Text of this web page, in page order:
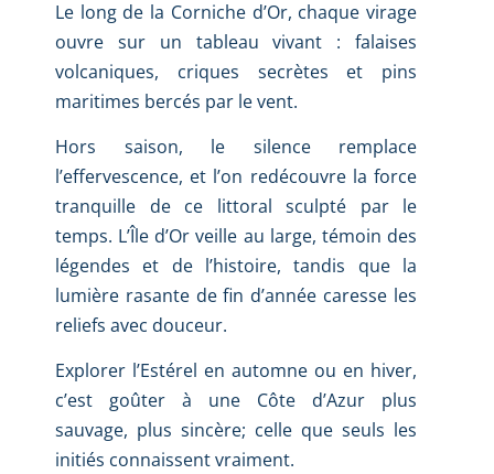
Le long de la Corniche d’Or, chaque virage
ouvre sur un tableau vivant : falaises
volcaniques, criques secrètes et pins
maritimes bercés par le vent.
Hors saison, le silence remplace
l’effervescence, et l’on redécouvre la force
tranquille de ce littoral sculpté par le
temps. L’Île d’Or veille au large, témoin des
légendes et de l’histoire, tandis que la
lumière rasante de fin d’année caresse les
reliefs avec douceur.
Explorer l’Estérel en automne ou en hiver,
c’est goûter à une Côte d’Azur plus
sauvage, plus sincère; celle que seuls les
initiés connaissent vraiment.